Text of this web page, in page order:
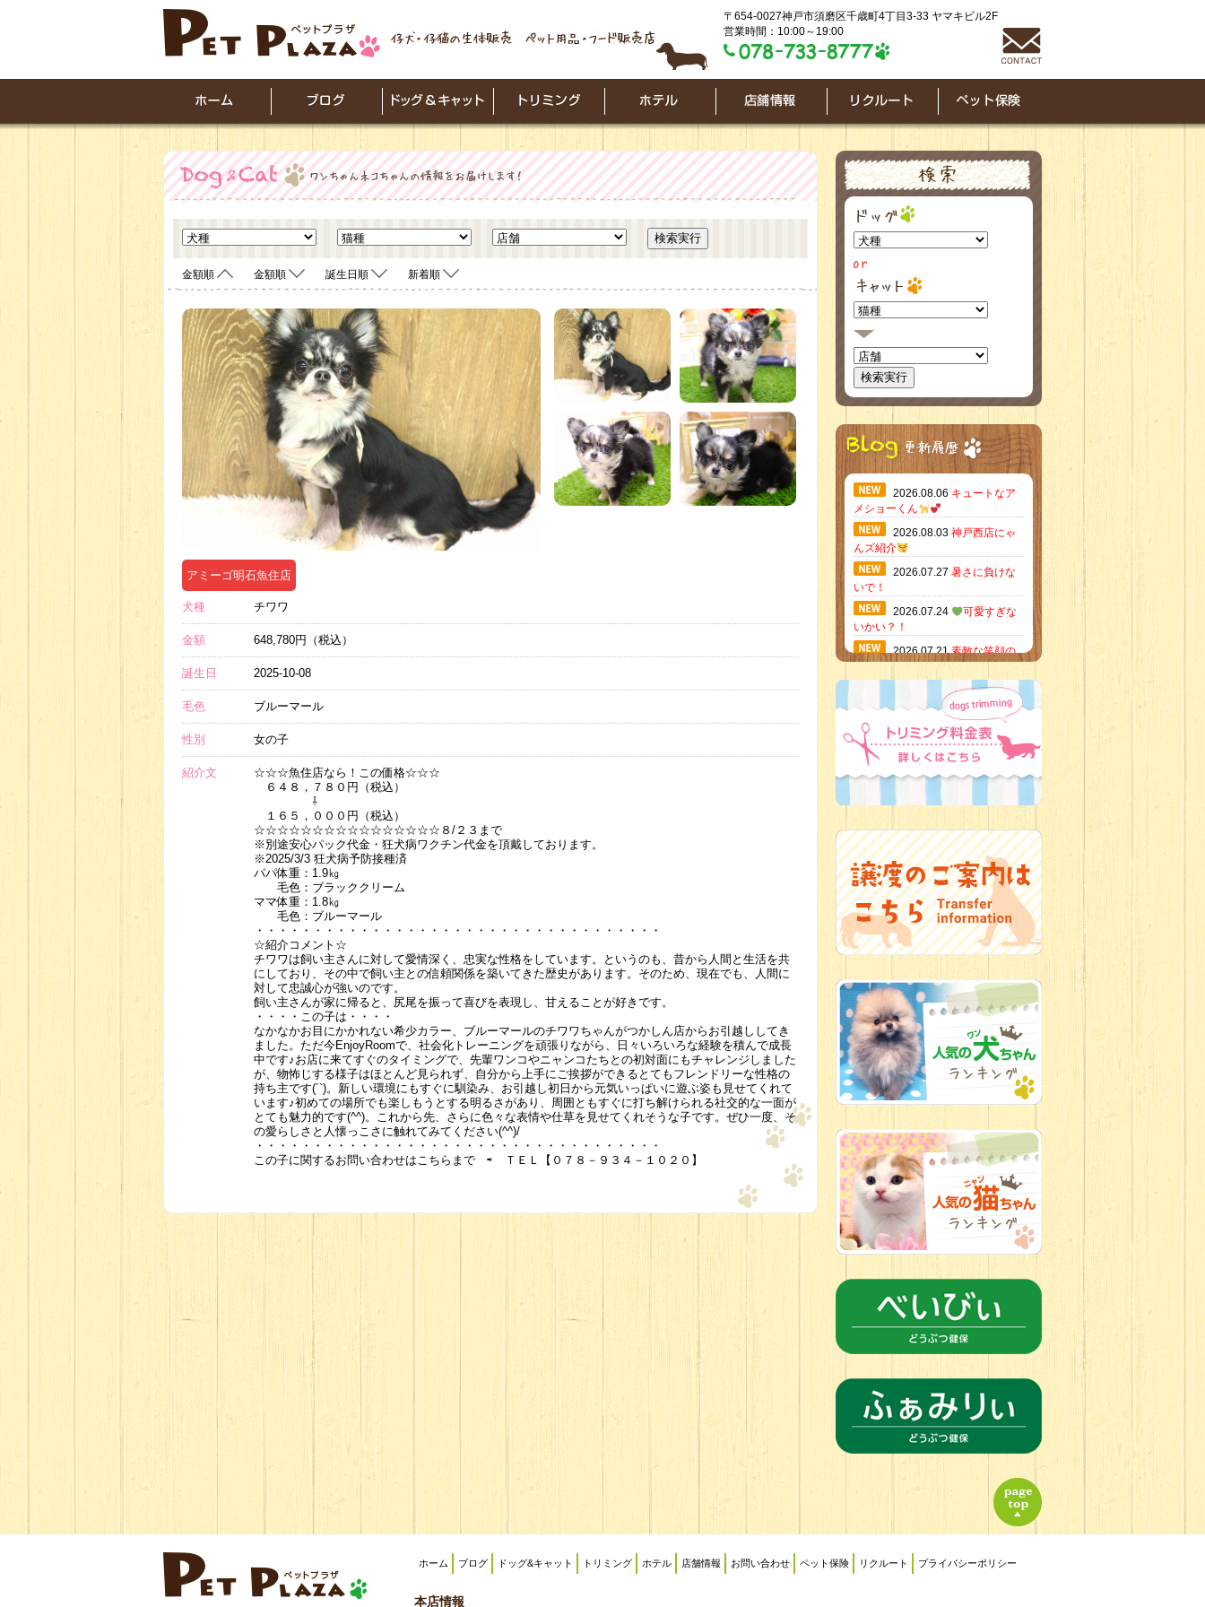
〒654-0027神戸市須磨区千歳町4丁目3-33 ヤマキビル2F
営業時間：10:00～19:00
金額順 金額順 誕生日順 新着順
<
アミーゴ明石魚住店
犬種 チワワ
金額 648,780円（税込）
誕生日 2025-10-08
毛色 ブルーマール
性別 女の子
紹介文
☆☆☆魚住店なら！この価格☆☆☆
６４８，７８０円（税込）
⇩
１６５，０００円（税込）
☆☆☆☆☆☆☆☆☆☆☆☆☆☆☆☆８/２３まで
※別途安心パック代金・狂犬病ワクチン代金を頂戴しております。
※2025/3/3 狂犬病予防接種済
パパ体重：1.9㎏
毛色：ブラッククリーム
ママ体重：1.8㎏
毛色：ブルーマール
・・・・・・・・・・・・・・・・・・・・・・・・・・・・・・・・・・・
☆紹介コメント☆
チワワは飼い主さんに対して愛情深く、忠実な性格をしています。というのも、昔から人間と生活を共
にしており、その中で飼い主との信頼関係を築いてきた歴史があります。そのため、現在でも、人間に
対して忠誠心が強いのです。
飼い主さんが家に帰ると、尻尾を振って喜びを表現し、甘えることが好きです。
・・・・この子は・・・・
なかなかお目にかかれない希少カラー、ブルーマールのチワワちゃんがつかしん店からお引越ししてき
ました。ただ今EnjoyRoomで、社会化トレーニングを頑張りながら、日々いろいろな経験を積んで成長
中です♪お店に来てすぐのタイミングで、先輩ワンコやニャンコたちとの初対面にもチャレンジしました
が、物怖じする様子はほとんど見られず、自分から上手にご挨拶ができるとてもフレンドリーな性格の
持ち主です(´`)。新しい環境にもすぐに馴染み、お引越し初日から元気いっぱいに遊ぶ姿も見せてくれて
います♪初めての場所でも楽しもうとする明るさがあり、周囲ともすぐに打ち解けられる社交的な一面が
とても魅力的です(^^)。これから先、さらに色々な表情や仕草を見せてくれそうな子です。ぜひ一度、そ
の愛らしさと人懐っこさに触れてみてください(^^)/
・・・・・・・・・・・・・・・・・・・・・・・・・・・・・・・・・・・
この子に関するお問い合わせはこちらまで ⇨ ＴＥＬ【０７８－９３４－１０２０】
2026.08.06 キュートなア
メショーくん
2026.08.03 神戸西店にゃ
んズ紹介
2026.07.27 暑さに負けな
いで！
2026.07.24
可愛すぎな
いかい？！
2026.07.21素敵な笑顔の
当店のイチオ
シにゃんこ
2026.07.15
ミニチュア
ピンシャーのご紹介
2026.07.09加古川店：可
2026.07.06 新入生紹介
2026.07.03ちびっこワン
コ
2026.07.01ダラダラな猫
スタッフ
2026.06.24
人懐っこすぎ
なわんちゃんず
2026.06.21
転入生のご紹
介(*ﾉωﾉ)
ホーム ブログ ドッグ&キャット トリミング ホテル 店舗情報 お問い合わせ ペット保険 リクルート プライバシーポリシー
本店情報